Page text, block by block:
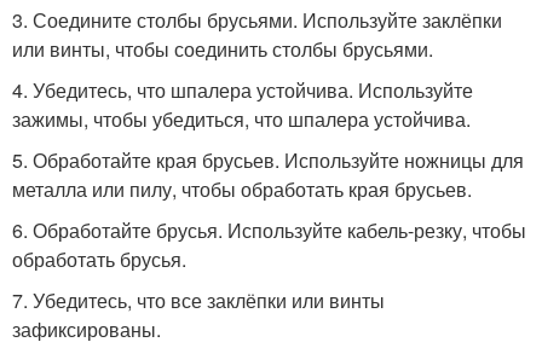
3. Соедините столбы брусьями. Используйте заклёпки
или винты, чтобы соединить столбы брусьями.
4. Убедитесь, что шпалера устойчива. Используйте
зажимы, чтобы убедиться, что шпалера устойчива.
5. Обработайте края брусьев. Используйте ножницы для
металла или пилу, чтобы обработать края брусьев.
6. Обработайте брусья. Используйте кабель-резку, чтобы
обработать брусья.
7. Убедитесь, что все заклёпки или винты
зафиксированы.